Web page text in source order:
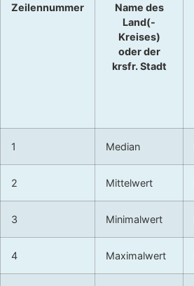
Zeilennummer
Name des
Land(-
Kreises)
oder der
krsfr. Stadt
1 Median
2 Mittelwert
3 Minimalwert
4 Maximalwert